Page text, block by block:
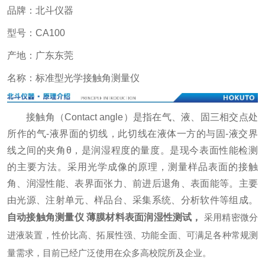
品牌：北斗仪器
型号：CA100
产地：广东东莞
名称：标准型光学接触角测量仪
接触角（Contact angle）是指在气、液、固三相交点处
所作的气-液界面的切线，此切线在液体一方的与固-液交界
线之间的夹角θ，是润湿程度的量度。是现今表面性能检测
的主要方法。采用光学成像的原理，测量样品表面的接触
角、润湿性能、表界面张力、前进后退角、表面能等。主要
由光源、注射单元、样品台、采集系统、分析软件等组成。
自动接触角测量仪 薄膜材料表面润湿性测试 ，
采用精密微分
进液装置，性价比高、拓展性强、功能全面、可满足各种常规测
量需求，目前已经广泛使用在众多高校院所及企业。